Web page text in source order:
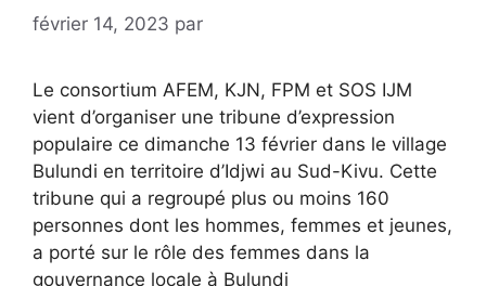
février 14, 2023 par
Le consortium AFEM, KJN, FPM et SOS IJM
vient d’organiser une tribune d’expression
populaire ce dimanche 13 février dans le village
Bulundi en territoire d’Idjwi au Sud-Kivu. Cette
tribune qui a regroupé plus ou moins 160
personnes dont les hommes, femmes et jeunes,
a porté sur le rôle des femmes dans la
gouvernance locale à Bulundi